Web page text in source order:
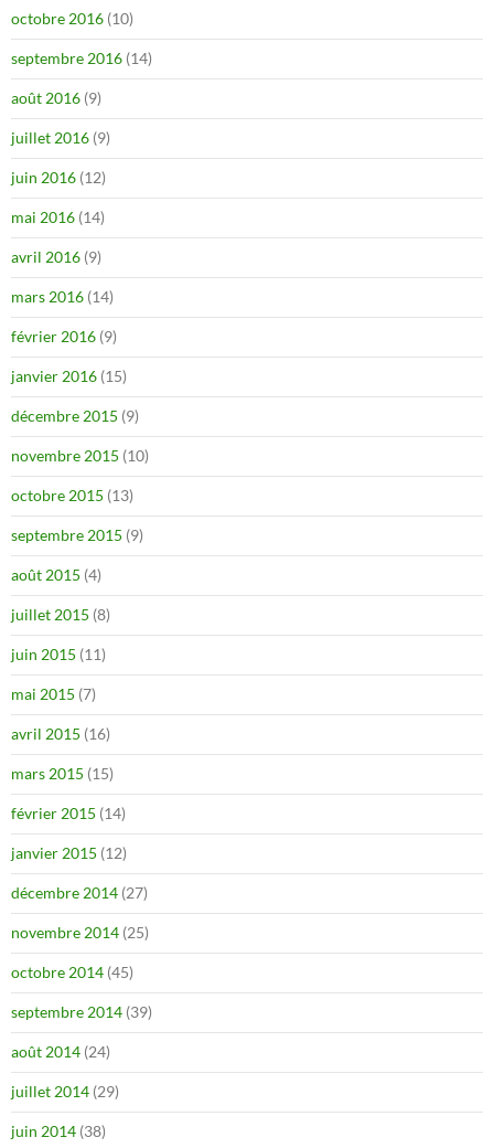
octobre 2016 (10)
septembre 2016 (14)
août 2016 (9)
juillet 2016 (9)
juin 2016 (12)
mai 2016 (14)
avril 2016 (9)
mars 2016 (14)
février 2016 (9)
janvier 2016 (15)
décembre 2015 (9)
novembre 2015 (10)
octobre 2015 (13)
septembre 2015 (9)
août 2015 (4)
juillet 2015 (8)
juin 2015 (11)
mai 2015 (7)
avril 2015 (16)
mars 2015 (15)
février 2015 (14)
janvier 2015 (12)
décembre 2014 (27)
novembre 2014 (25)
octobre 2014 (45)
septembre 2014 (39)
août 2014 (24)
juillet 2014 (29)
juin 2014 (38)